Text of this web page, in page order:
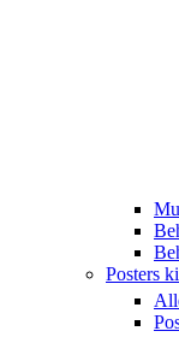
Posters